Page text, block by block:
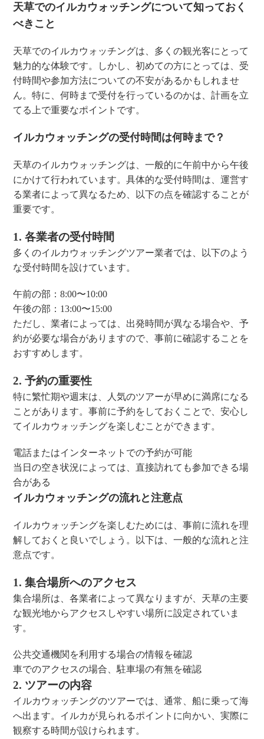
天草でのイルカウォッチングについて知っておく
べきこと
天草でのイルカウォッチングは、多くの観光客にとって
魅力的な体験です。しかし、初めての方にとっては、受
付時間や参加方法についての不安があるかもしれませ
ん。特に、何時まで受付を行っているのかは、計画を立
てる上で重要なポイントです。
イルカウォッチングの受付時間は何時まで？
天草のイルカウォッチングは、一般的に午前中から午後
にかけて行われています。具体的な受付時間は、運営す
る業者によって異なるため、以下の点を確認することが
重要です。
1. 各業者の受付時間
多くのイルカウォッチングツアー業者では、以下のよう
な受付時間を設けています。
午前の部：8:00〜10:00
午後の部：13:00〜15:00
ただし、業者によっては、出発時間が異なる場合や、予
約が必要な場合がありますので、事前に確認することを
おすすめします。
2. 予約の重要性
特に繁忙期や週末は、人気のツアーが早めに満席になる
ことがあります。事前に予約をしておくことで、安心し
てイルカウォッチングを楽しむことができます。
電話またはインターネットでの予約が可能
当日の空き状況によっては、直接訪れても参加できる場
合がある
イルカウォッチングの流れと注意点
イルカウォッチングを楽しむためには、事前に流れを理
解しておくと良いでしょう。以下は、一般的な流れと注
意点です。
1. 集合場所へのアクセス
集合場所は、各業者によって異なりますが、天草の主要
な観光地からアクセスしやすい場所に設定されていま
す。
公共交通機関を利用する場合の情報を確認
車でのアクセスの場合、駐車場の有無を確認
2. ツアーの内容
イルカウォッチングのツアーでは、通常、船に乗って海
へ出ます。イルカが見られるポイントに向かい、実際に
観察する時間が設けられます。